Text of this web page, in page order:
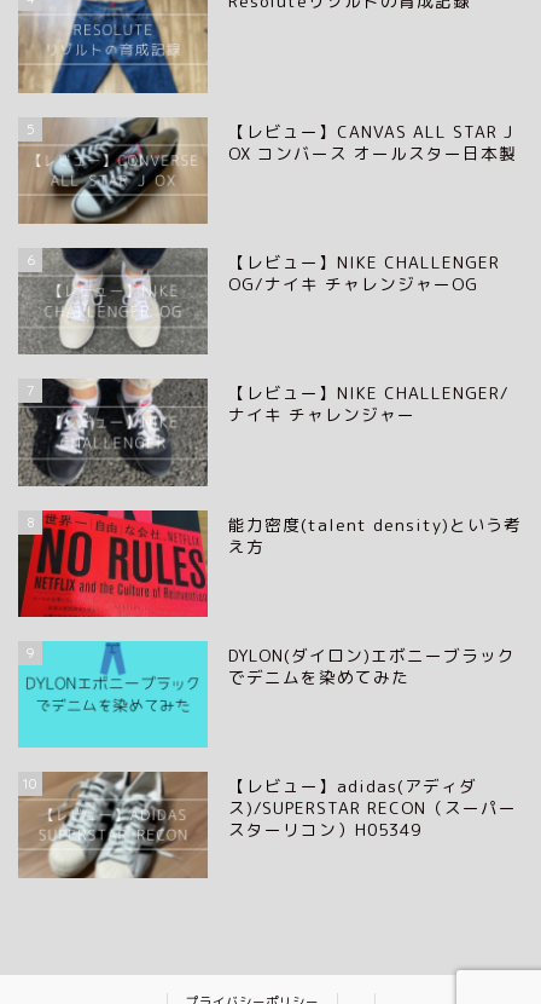
5
【レビュー】CANVAS ALL STAR J
OX コンバース オールスター日本製
6
【レビュー】NIKE CHALLENGER
OG/ナイキ チャレンジャーOG
7
【レビュー】NIKE CHALLENGER/
ナイキ チャレンジャー
8
能力密度(talent density)という考
え方
9
DYLON(ダイロン)エボニーブラック
でデニムを染めてみた
10
【レビュー】adidas(アディダ
ス)/SUPERSTAR RECON（スーパー
スターリコン）H05349